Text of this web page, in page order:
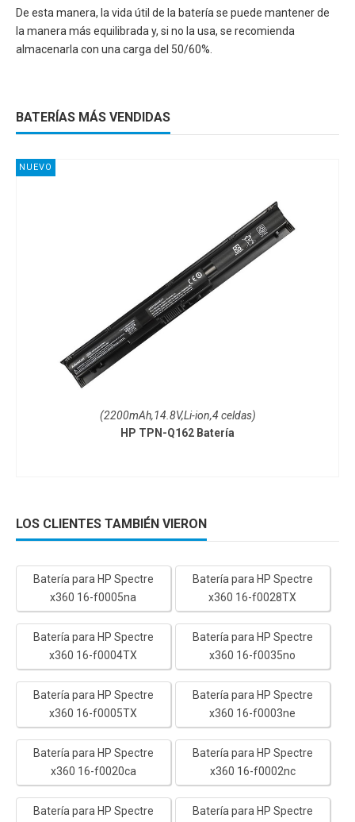
De esta manera, la vida útil de la batería se puede mantener de
la manera más equilibrada y, si no la usa, se recomienda
almacenarla con una carga del 50/60%.
BATERÍAS MÁS VENDIDAS
NUEVO
(2200mAh,14.8V,Li-ion,4 celdas)
HP TPN-Q162 Batería
LOS CLIENTES TAMBIÉN VIERON
Batería para HP Spectre
x360 16-f0005na
Batería para HP Spectre
x360 16-f0028TX
Batería para HP Spectre
x360 16-f0004TX
Batería para HP Spectre
x360 16-f0035no
Batería para HP Spectre
x360 16-f0005TX
Batería para HP Spectre
x360 16-f0003ne
Batería para HP Spectre
x360 16-f0020ca
Batería para HP Spectre
x360 16-f0002nc
Batería para HP Spectre
Batería para HP Spectre